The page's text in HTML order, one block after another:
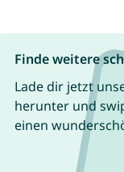
Finde weitere
Lade dir jetzt
herunter und
einen